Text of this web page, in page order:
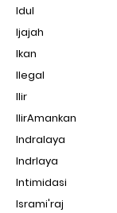
Idul
Ijajah
Ikan
Ilegal
Ilir
IlirAmankan
Indralaya
Indrlaya
Intimidasi
Isrami'raj